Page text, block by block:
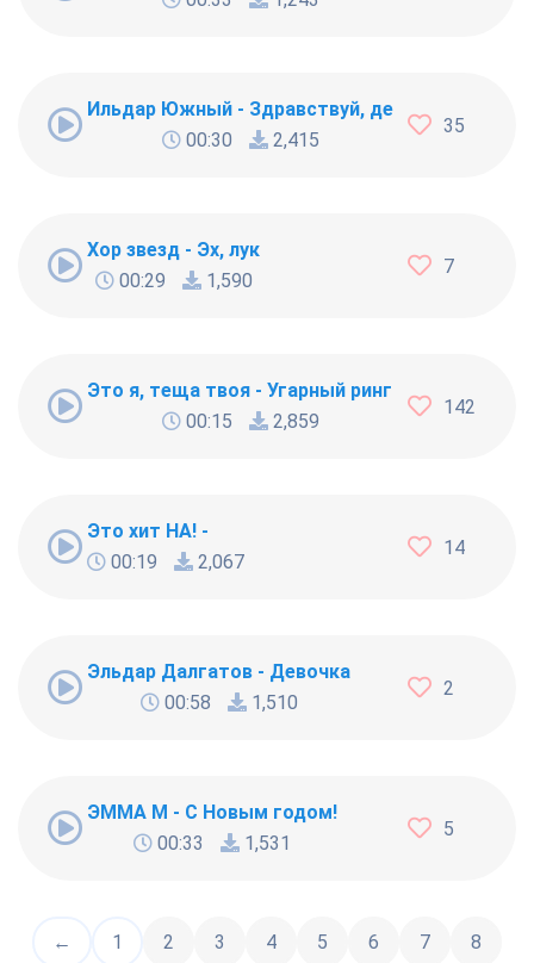
Ильдар Южный - Здравствуй, девочка
00:30
2,415
35
Хор звезд - Эх, лук
00:29
1,590
7
Это я, теща твоя - Угарный рингтон на
00:15
2,859
142
Это хит НА! -
00:19
2,067
14
Эльдар Далгатов - Девочка
00:58
1,510
2
ЭММА М - С Новым годом!
00:33
1,531
5
← 1 2 3 4 5 6 7 8